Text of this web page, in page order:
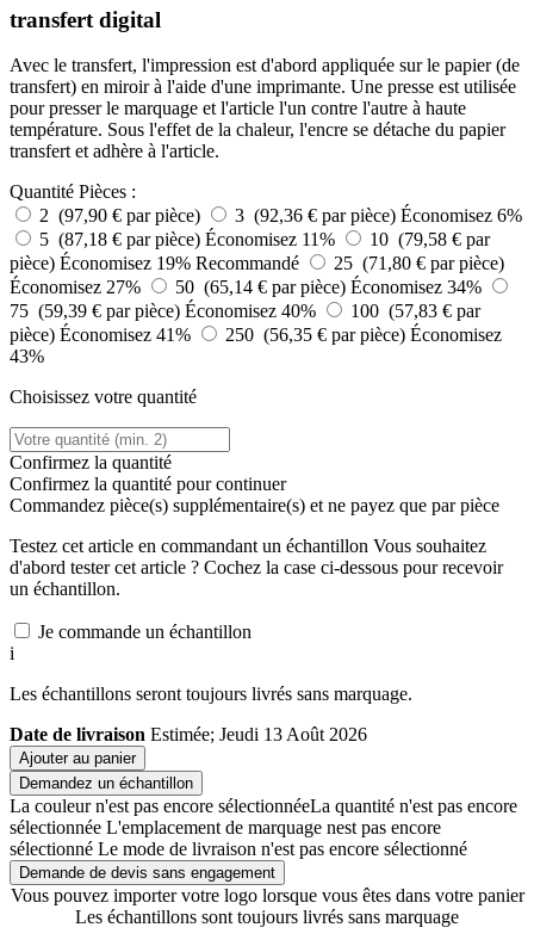
transfert digital
Avec le transfert, l'impression est d'abord appliquée sur le papier (de
transfert) en miroir à l'aide d'une imprimante. Une presse est utilisée
pour presser le marquage et l'article l'un contre l'autre à haute
température. Sous l'effet de la chaleur, l'encre se détache du papier
transfert et adhère à l'article.
Quantité Pièces :
2 (97,90 € par pièce)
3 (92,36 € par pièce) Économisez 6%
5 (87,18 € par pièce) Économisez 11%
10 (79,58 € par
pièce) Économisez 19% Recommandé
25 (71,80 € par pièce)
Économisez 27%
50 (65,14 € par pièce) Économisez 34%
75 (59,39 € par pièce) Économisez 40%
100 (57,83 € par
pièce) Économisez 41% 250 (56,35 € par pièce) Économisez
43%
Choisissez votre quantité
Confirmez la quantité
Confirmez la quantité pour continuer
Commandez pièce(s) supplémentaire(s) et ne payez que par pièce
Testez cet article en commandant un échantillon Vous souhaitez
d'abord tester cet article ? Cochez la case ci-dessous pour recevoir
un échantillon.
Je commande un échantillon
i
Les échantillons seront toujours livrés sans marquage.
Date de livraison Estimée; Jeudi 13 Août 2026
Ajouter au panier
Demandez un échantillon
La couleur n'est pas encore sélectionnéeLa quantité n'est pas encore
sélectionnée L'emplacement de marquage nest pas encore
sélectionné Le mode de livraison n'est pas encore sélectionné
Demande de devis sans engagement
Vous pouvez importer votre logo lorsque vous êtes dans votre panier
Les échantillons sont toujours livrés sans marquage